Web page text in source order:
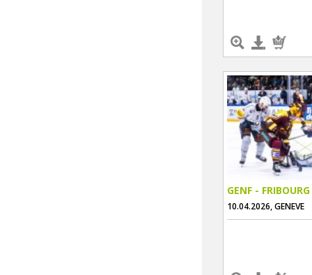
GENF - FRIBOURG
10.04.2026, GENEVE